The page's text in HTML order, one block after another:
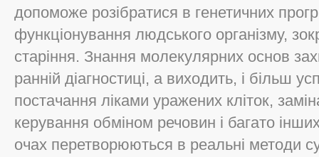
допоможе розібратися в генетичних
функціонування людського організму,
старіння. Знання молекулярних основ
ранній діагностиці, а виходить, і більш
постачання ліками уражених кліток,
керування обміном речовин і багато
очах перетворюються в реальні методи